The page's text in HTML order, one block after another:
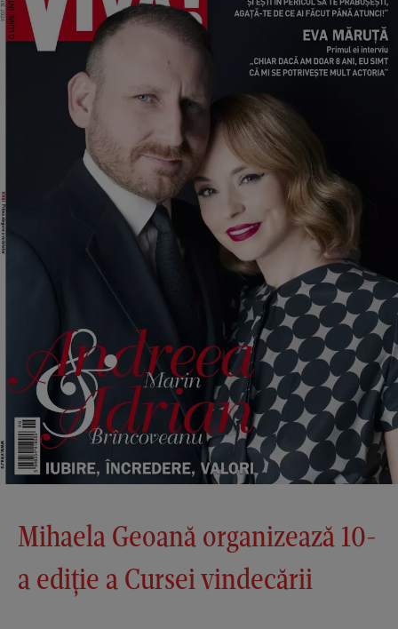
Mihaela Geoană organizează 10-
a ediție a Cursei vindecării